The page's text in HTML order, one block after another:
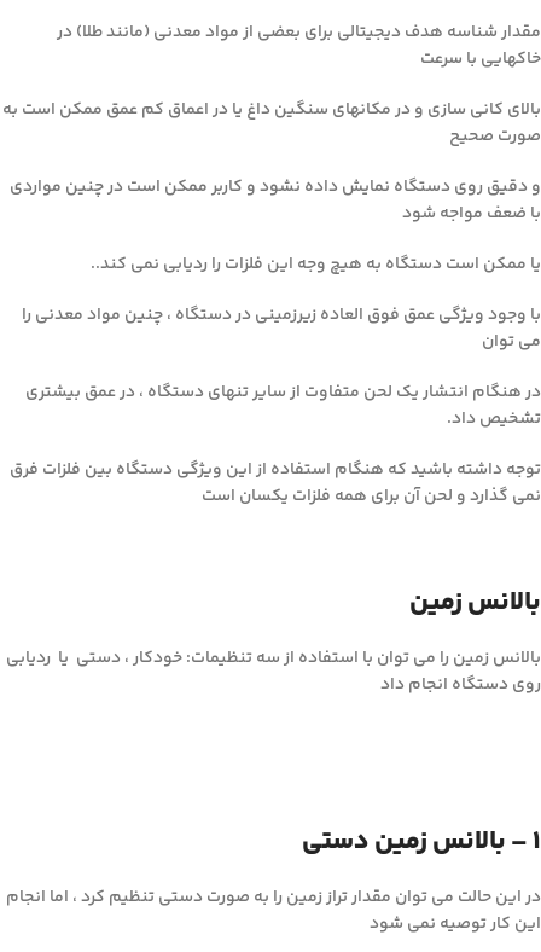
مقدار شناسه هدف دیجیتالی برای بعضی از مواد معدنی (مانند طلا) در
خاکهایی با سرعت
بالای کانی سازی و در مکانهای سنگین داغ یا در اعماق کم عمق ممکن است به
صورت صحیح
و دقیق روی دستگاه نمایش داده نشود و کاربر ممکن است در چنین مواردی
با ضعف مواجه شود
یا ممکن است دستگاه به هیچ وجه این فلزات را ردیابی نمی کند..
با وجود ویژگی عمق فوق العاده زیرزمینی در دستگاه ، چنین مواد معدنی را
می توان
در هنگام انتشار یک لحن متفاوت از سایر تنهای دستگاه ، در عمق بیشتری
تشخیص داد.
توجه داشته باشید که هنگام استفاده از این ویژگی دستگاه بین فلزات فرق
نمی گذارد و لحن آن برای همه فلزات یکسان است
بالانس زمین
بالانس زمین را می توان با استفاده از سه تنظیمات: خودکار ، دستی یا ردیابی
روی دستگاه انجام داد
1 – بالانس زمین دستی
در این حالت می توان مقدار تراز زمین را به صورت دستی تنظیم کرد ، اما انجام
این کار توصیه نمی شود